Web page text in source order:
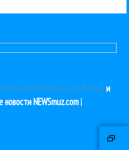
шоу бизнеса, шоу бизнеси
NEWSmuz.com|